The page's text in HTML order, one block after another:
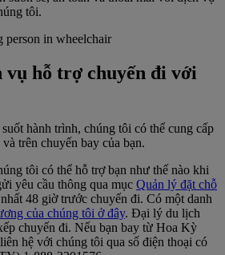
tôi.
hỗ trợ chuyến đi với
hành trình, chúng tôi có thể cung cấp
trên chuyến bay của bạn.
tôi có thể hỗ trợ bạn như thế nào khi
yêu cầu thông qua mục Quản lý đặt chỗ
48 giờ trước chuyến đi. Có một danh
của chúng tôi ở đây. Đại lý du lịch
chuyến đi. Nếu bạn bay từ Hoa Kỳ
hệ với chúng tôi qua số điện thoại có